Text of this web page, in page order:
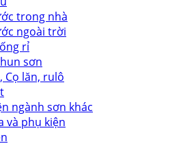
trong nhà
ngoài trời
rỉ
sơn
Cọ lăn, rulô
ngành sơn khác
và phụ kiện